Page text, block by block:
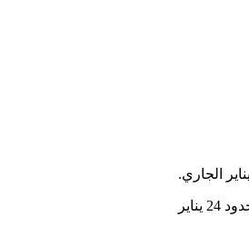
وأبرز البنك المركزي، في مذكرة حول مؤشراته الأسبوعية ، أنه لم يتم خلال هذه الفترة إجراء أي مناقصة في سوق الصرف، مسجلا إلى انه حدود 24 يناير